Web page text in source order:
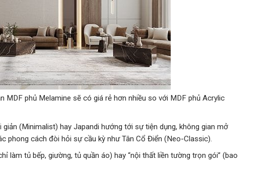
MDF phủ Melamine sẽ có giá rẻ hơn nhiều so với MDF phủ Acrylic
(Minimalist) hay Japandi hướng tới sự tiện dụng, không gian mở
phong cách đòi hỏi sự cầu kỳ như Tân Cổ Điển (Neo-Classic).
làm tủ bếp, giường, tủ quần áo) hay “nội thất liền tường trọn gói” (bao